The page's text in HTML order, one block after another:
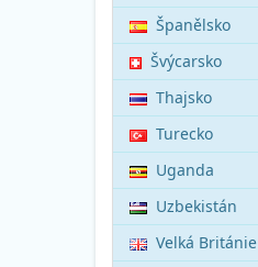
Španělsko
Švýcarsko
Thajsko
Turecko
Uganda
Uzbekistán
Velká Británie